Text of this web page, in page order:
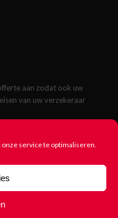
service te optimaliseren.
aan zodat ook uw
van uw verzekeraar
Klasse Alarmen -